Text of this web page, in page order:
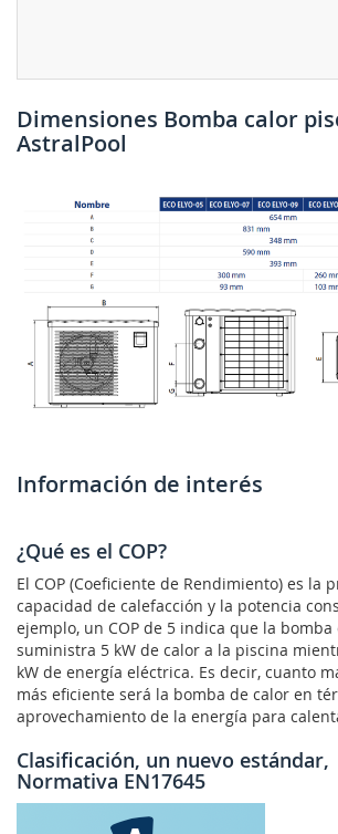
Dimensiones Bomba calor
AstralPool
Información de interés
¿Qué es el COP?
El COP (Coeficiente de Rendimiento) es la
capacidad de calefacción y la potencia
ejemplo, un COP de 5 indica que la bomba
suministra 5 kW de calor a la piscina
kW de energía eléctrica. Es decir, cuanto
más eficiente será la bomba de calor en
aprovechamiento de la energía para
Clasificación, un nuevo estándar,
Normativa EN17645